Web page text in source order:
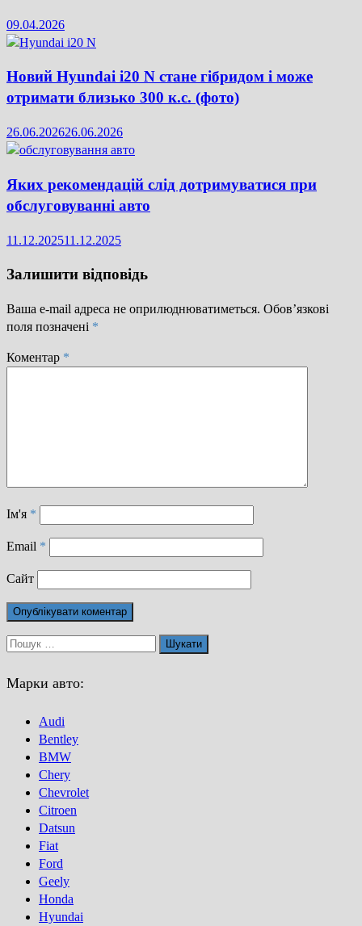
09.04.2026
Новий Hyundai i20 N стане гібридом і може
отримати близько 300 к.с. (фото)
26.06.202626.06.2026
Яких рекомендацій слід дотримуватися при
обслуговуванні авто
11.12.202511.12.2025
Залишити відповідь
Ваша e-mail адреса не оприлюднюватиметься. Обов’язкові
поля позначені *
Коментар *
Ім'я *
Email *
Сайт
Пошук:
Марки авто:
Audi
Bentley
BMW
Chery
Chevrolet
Citroen
Datsun
Fiat
Ford
Geely
Honda
Hyundai